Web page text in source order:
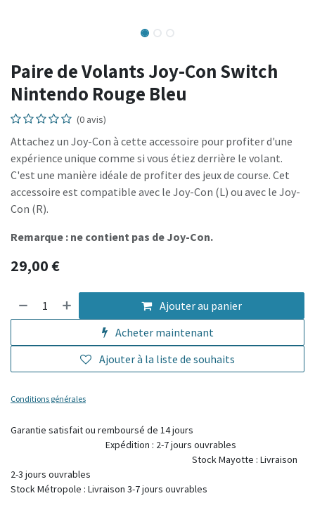
Paire de Volants Joy-Con Switch
Nintendo Rouge Bleu
(0 avis)
Attachez un Joy-Con à cette accessoire pour profiter d'une
expérience unique comme si vous étiez derrière le volant.
C'est une manière idéale de profiter des jeux de course. Cet
accessoire est compatible avec le Joy-Con (L) ou avec le Joy-
Con (R).
Remarque : ne contient pas de Joy-Con.
29,00€
Ajouter au panier
Acheter maintenant
Ajouter à la liste de souhaits
Conditions générales
Garantie satisfait ou remboursé de 14 jours
Expédition : 2-7 jours ouvrables
Stock Mayotte : Livraison
2-3 jours ouvrables
Stock Métropole : Livraison 3-7 jours ouvrables